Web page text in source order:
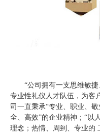
“公司拥有一支思维敏
专业性礼仪人才队伍，为客
司一直秉承“专业、职业、
全、高效”的企业精神；“以
理念；热情、周到、专业的